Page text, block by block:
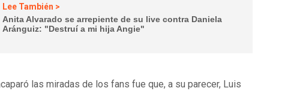
Lee También >
Anita Alvarado se arrepiente de su live contra Daniela
Aránguiz: "Destruí a mi hija Angie"
las miradas de los fans fue que, a su parecer, Luis